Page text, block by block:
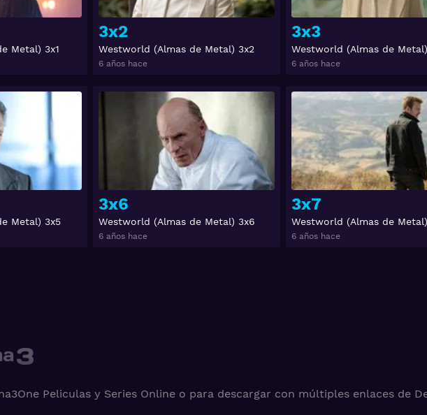
Metal) 3x1
3x2
Westworld (Almas de Metal) 3x2
6 años hace
3x3
Westworld (Almas de
6 años hace
Metal) 3x5
3x6
Westworld (Almas de Metal) 3x6
6 años hace
Ver
3x7
Westworld (Almas de
6 años hace
Peliculas y Series Online o para descargar con múltiples enlaces de